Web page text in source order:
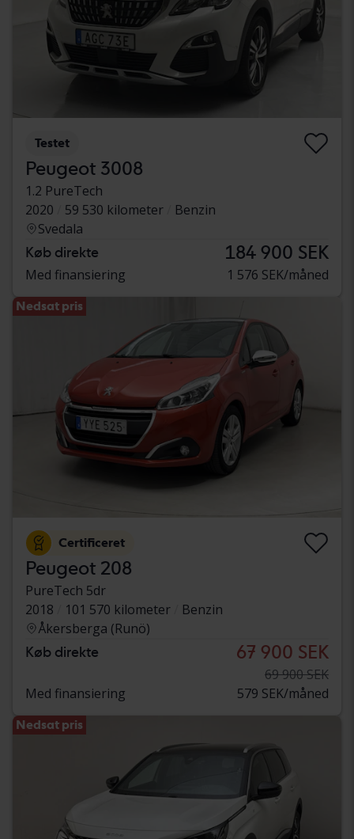
Testet
Peugeot 3008
1.2 PureTech
2020
59 530 kilometer
Benzin
Svedala
Køb direkte 184 900 SEK
Med finansiering 1 576 SEK/måned
Nedsat pris
Certificeret
Peugeot 208
PureTech 5dr
2018
101 570 kilometer
Benzin
Åkersberga (Runö)
Køb direkte 67 900 SEK
69 900 SEK
Med finansiering
579 SEK/måned
Nedsat pris